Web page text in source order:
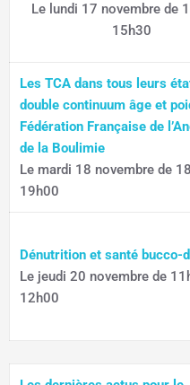
Le lundi 17 novembre de
15h30
Les TCA dans tous leurs
double continuum âge et
Fédération Française de
de la Boulimie
Le mardi 18 novembre de
19h00
Dénutrition et santé bucco-
Le jeudi 20 novembre de
12h00